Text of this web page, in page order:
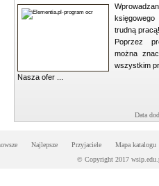
trudną pracą!
Poprzez
można
wszystkim
Nasza ofer ...
Data
Najlepsze Przyjaciele
Mapa katalogu
© Copyright 2017